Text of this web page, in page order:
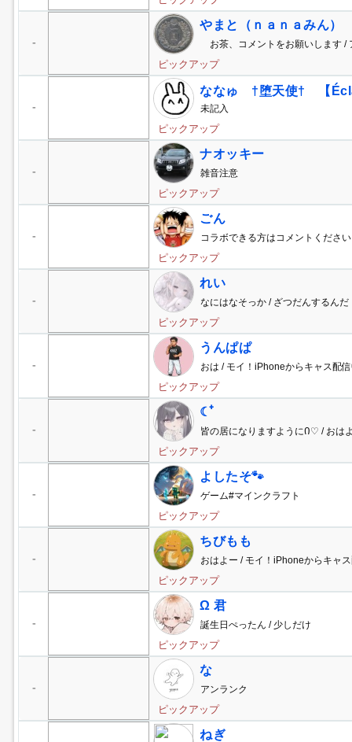
- お茶、コメントをお願いします /
ピックアップ
やまと（ｎａｎａみん）
- 未記入
ピックアップ
ななゅ †堕天使† 【
／🖇️🍀🌙／おとくん／
- 雑音注意
ピックアップ
ナオッキー
- コラボできる方はコメントくださ
ピックアップ
ごん
- なにはなそっか / ざつだんするんだ
ピックアップ
れい
- おは / モイ！iPhoneからキャス配
ピックアップ
うんぱぱ
-
皆の居になりますようにᲘ♡ / おは
んね
ピックアップ
☾ ໋
- ゲーム#マインクラフト
ピックアップ
よしたそ🐾
- おはよー / モイ！iPhoneからキャ
ピックアップ
ちびもも
- 誕生日ぺったん / 少しだけ
ピックアップ
Ω 君
- アンランク
ピックアップ
な
ねぎ